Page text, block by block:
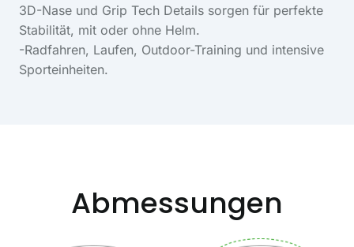
3D-Nase und Grip Tech Details sorgen für perfekte
Stabilität, mit oder ohne Helm.
-Radfahren, Laufen, Outdoor-Training und intensive
Sporteinheiten.
Abmessungen